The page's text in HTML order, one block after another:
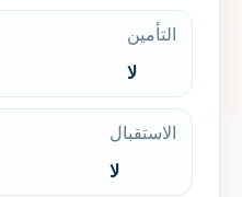
التأمين
لا
الاستقبال
لا